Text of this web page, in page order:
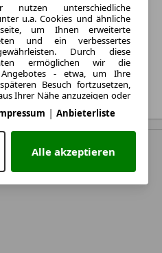
Von 34.990 € bis 37.000 €
Monatliche Rate:
Von 429 € bis 541 € pro
Monat
anzeigen
unterschiedliche
u.a. Cookies und ähnliche
um Ihnen erweiterte
und ein verbessertes
Durch diese
ermöglichen wir die
Angebotes - etwa, um Ihre
Besuch fortzusetzen,
Ihrer Nähe anzuzeigen oder
Nachrichten bereitzustellen
Ihre E-Mail-Adresse
Suchanfragen,
Rahmen der Preisbewertung
die Nutzung der Webseite,
Besuchen entfällt. Mit
Informationen
Händler übermittelt. Einige
Anbietern verwendet, um
angegebene
zu speichern und innerhalb
für die Befüllung neuer
Ohne die
| Anbieterliste
Alle akzeptieren